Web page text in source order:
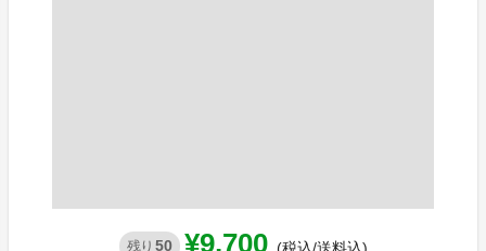
残り 50 ¥9,700